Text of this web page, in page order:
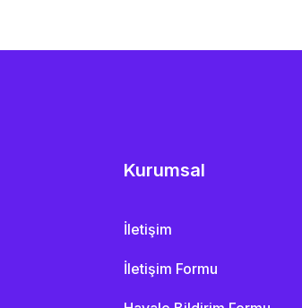
Kurumsal
İletişim
İletişim Formu